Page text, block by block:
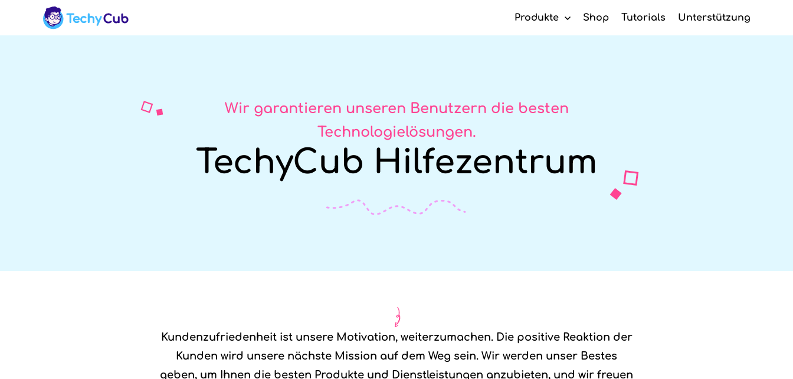
Produkte Shop Tutorials Unterstützung
Wir garantieren unseren Benutzern die besten
Technologielösungen.
TechyCub Hilfezentrum
Kundenzufriedenheit ist unsere Motivation, weiterzumachen. Die positive Reaktion der
Kunden wird unsere nächste Mission auf dem Weg sein. Wir werden unser Bestes
geben, um Ihnen die besten Produkte und Dienstleistungen anzubieten, und wir freuen